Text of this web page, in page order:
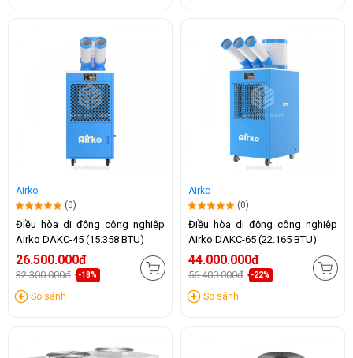
Airko
(0)
Điều hòa di động công nghiệp
Airko DAKC-45 (15.358 BTU)
26.500.000đ
32.300.000đ -18%
So sánh
Airko
(0)
Điều hòa di động công nghiệp
Airko DAKC-65 (22.165 BTU)
44.000.000đ
56.400.000đ -22%
So sánh